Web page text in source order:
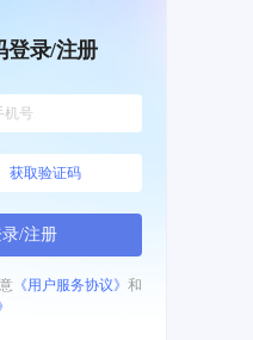
登录/注册
获取验证码
/注册
《用户服务协议》 和